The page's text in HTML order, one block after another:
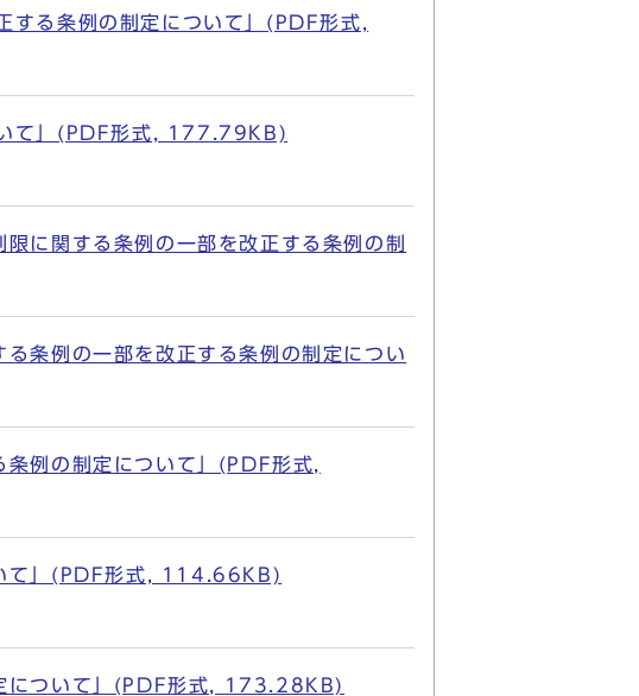
する条例の制定について」(PDF形式,
いて」(PDF形式, 177.79KB)
に関する条例の一部を改正する条例の制
条例の一部を改正する条例の制定につい
例の制定について」(PDF形式,
て」(PDF形式, 114.66KB)
について」(PDF形式, 173.28KB)